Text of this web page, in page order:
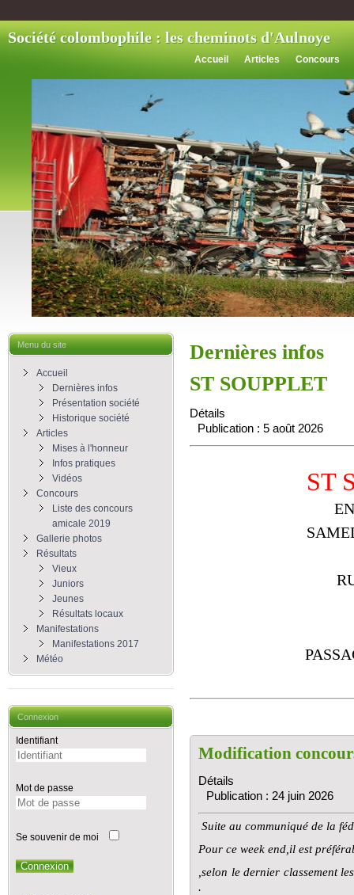
Société colombophile : les cheminots d'Aulnoye
Accueil Articles Concours
Menu du site
Accueil
Dernières infos
Présentation société
Historique société
Articles
Mises à l'honneur
Infos pratiques
Vidéos
Concours
Liste des concours
amicale 2019
Gallerie photos
Résultats
Vieux
Juniors
Jeunes
Résultats locaux
Manifestations
Manifestations 2017
Météo
Connexion
Identifiant
Mot de passe
Se souvenir de moi
Connexion
Dernières infos
ST SOUPPLET
Détails
Publication : 5 août 2026
ST
Modification
Détails
Publication : 24 juin 2026
Suite au communiqué de la
Pour ce week end,il est
,selon le dernier classement
.